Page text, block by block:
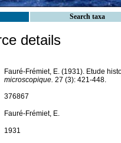
Search taxa
details
Fauré-Frémiet, E. (1931). Etude
microscopique. 27 (3): 421-448.
376867
Fauré-Frémiet, E.
1931